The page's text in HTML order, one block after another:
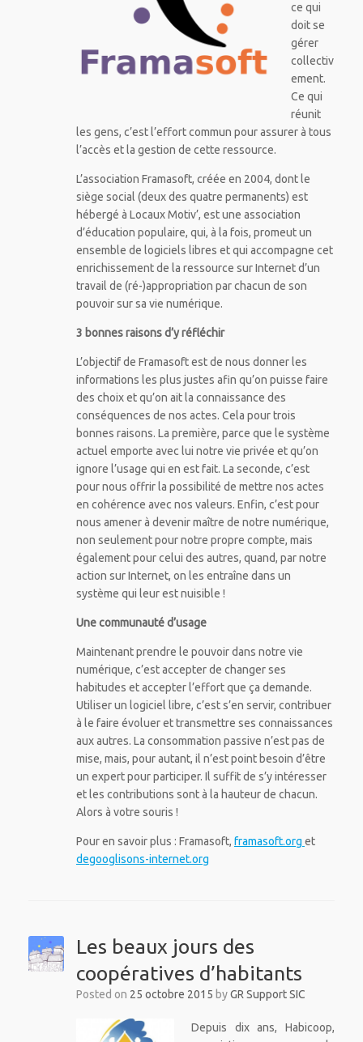
ce qui
doit se
gérer
collectiv
ement.
Ce qui
réunit
les gens, c’est l’effort commun pour assurer à tous
l’accès et la gestion de cette ressource.
L’association Framasoft, créée en 2004, dont le
siège social (deux des quatre permanents) est
hébergé à Locaux Motiv’, est une association
d’éducation populaire, qui, à la fois, promeut un
ensemble de logiciels libres et qui accompagne cet
enrichissement de la ressource sur Internet d’un
travail de (ré-)appropriation par chacun de son
pouvoir sur sa vie numérique.
3 bonnes raisons d’y réfléchir
L’objectif de Framasoft est de nous donner les
informations les plus justes afin qu’on puisse faire
des choix et qu’on ait la connaissance des
conséquences de nos actes. Cela pour trois
bonnes raisons. La première, parce que le système
actuel emporte avec lui notre vie privée et qu’on
ignore l’usage qui en est fait. La seconde, c’est
pour nous offrir la possibilité de mettre nos actes
en cohérence avec nos valeurs. Enfin, c’est pour
nous amener à devenir maître de notre numérique,
non seulement pour notre propre compte, mais
également pour celui des autres, quand, par notre
action sur Internet, on les entraîne dans un
système qui leur est nuisible !
Une communauté d’usage
Maintenant prendre le pouvoir dans notre vie
numérique, c’est accepter de changer ses
habitudes et accepter l’effort que ça demande.
Utiliser un logiciel libre, c’est s’en servir, contribuer
à le faire évoluer et transmettre ses connaissances
aux autres. La consommation passive n’est pas de
mise, mais, pour autant, il n’est point besoin d’être
un expert pour participer. Il suffit de s’y intéresser
et les contributions sont à la hauteur de chacun.
Alors à votre souris !
Pour en savoir plus : Framasoft, framasoft.org et
degooglisons-internet.org
Les beaux jours des
coopératives d’habitants
Posted on 25 octobre 2015 byGR Support SIC
Depuis dix ans, Habicoop,